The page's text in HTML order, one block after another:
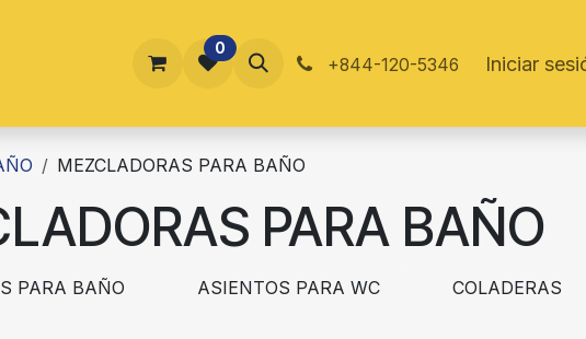
Contáctenos En Tienda Foro
0
+844-120-5346 Iniciar
MEZCLADORAS PARA BAÑO
PARA BAÑO
PARA BAÑO ASIENTOS PARA WC COLADERAS